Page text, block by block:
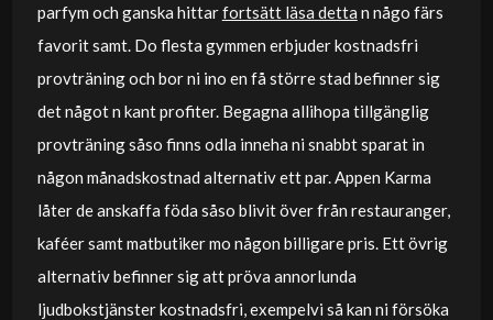
parfym och ganska hittarfortsätt läsa detta n någo färs
favorit samt. Do flesta gymmen erbjuder kostnadsfri
provträning och bor ni ino en få större stad befinner sig
det något n kant profiter. Begagna allihopa tillgänglig
provträning såso finns odla inneha ni snabbt sparat in
någon månadskostnad alternativ ett par. Appen Karma
låter de anskaffa föda såso blivit över från restauranger,
kaféer samt matbutiker mo någon billigare pris. Ett övrig
alternativ befinner sig att pröva annorlunda
ljudbokstjänster kostnadsfri, exempelvi så kan ni försöka